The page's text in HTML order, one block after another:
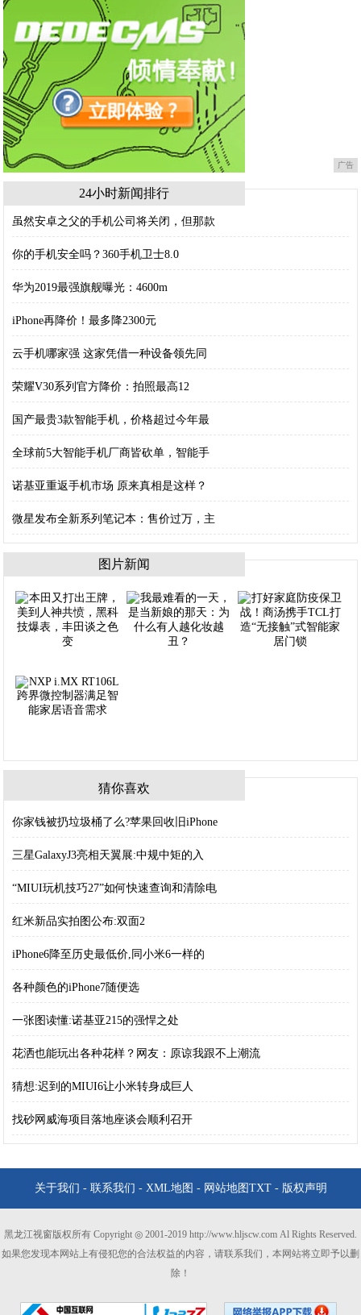
广告
24小时新闻排行
虽然安卓之父的手机公司将关闭，但那款
你的手机安全吗？360手机卫士8.0
华为2019最强旗舰曝光：4600m
iPhone再降价！最多降2300元
云手机哪家强 这家凭借一种设备领先同
荣耀V30系列官方降价：拍照最高12
国产最贵3款智能手机，价格超过今年最
全球前5大智能手机厂商皆砍单，智能手
诺基亚重返手机市场 原来真相是这样？
微星发布全新系列笔记本：售价过万，主
图片新闻
猜你喜欢
你家钱被扔垃圾桶了么?苹果回收旧iPhone
三星GalaxyJ3亮相天翼展:中规中矩的入
“MIUI玩机技巧27”如何快速查询和清除电
红米新品实拍图公布:双面2
iPhone6降至历史最低价,同小米6一样的
各种颜色的iPhone7随便选
一张图读懂:诺基亚215的强悍之处
花洒也能玩出各种花样？网友：原谅我跟不上潮流
猜想:迟到的MIUI6让小米转身成巨人
找砂网威海项目落地座谈会顺利召开
关于我们 - 联系我们 - XML地图 - 网站地图 TXT- 版权声明
黑龙江视窗版权所有 Copyright ◎ 2001-2019 http://www.hljscw.com Al Rights Reserved.
如果您发现本网站上有侵犯您的合法权益的内容，请联系我们，本网站将立即予以删
除！